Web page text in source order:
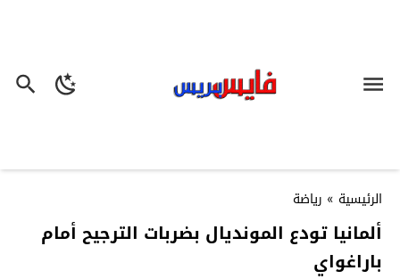
الرئيسية » رياضة
ألمانيا تودع المونديال بضربات الترجيح أمام
باراغواي